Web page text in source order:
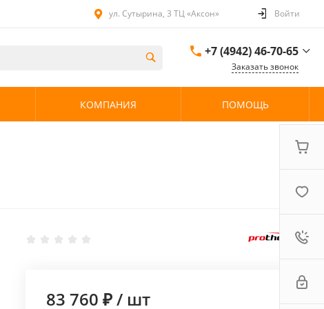
ул. Сутырина, 3 ТЦ «Аксон» Войти
+7 (4942) 46-70-65
ул. Сутырина, 3 ТЦ
Заказать звонок
КОМПАНИЯ ПОМОЩЬ
83 760 ₽/ шт